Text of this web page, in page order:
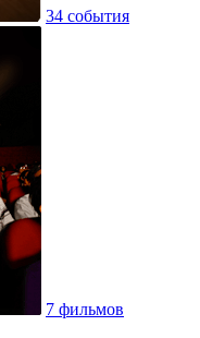
34 события
7 фильмов